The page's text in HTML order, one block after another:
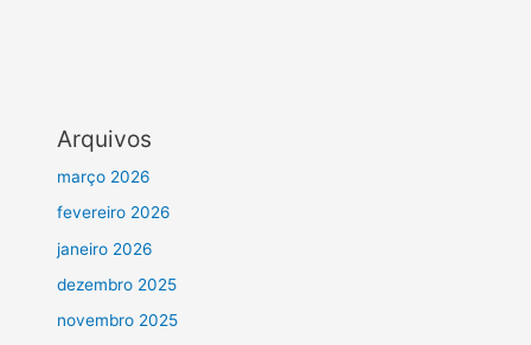
Arquivos
março 2026
fevereiro 2026
janeiro 2026
dezembro 2025
novembro 2025